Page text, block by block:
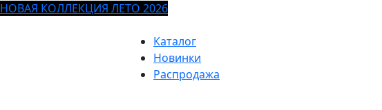
НОВАЯ КОЛЛЕКЦИЯ ЛЕТО 2026
Каталог
Новинки
Распродажа